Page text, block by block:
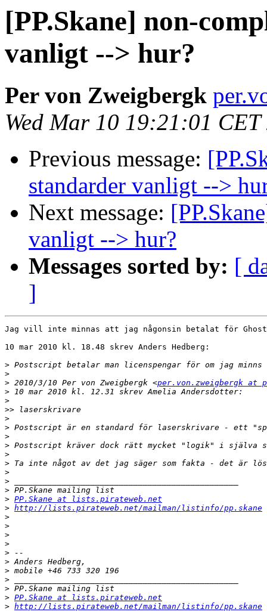
[PP.Skane] non-
vanligt --> hur?
Per von Zweigbergk
Wed Mar 10 19:21:01 CET
Previous message:
standarder vanligt -->
Next message:
vanligt --> hur?
Messages sorted by: [
]
Jag vill inte minnas att jag någonsin betalat för
10 mar 2010 kl. 18.48 skrev Anders Hedberg:
>
>
> 2010/3/10 Per von Zweigbergk <per.von.zweigbergk
>
>
>>
>
>
>
>
>
>
>
>
>
> PP.Skane at lists.pirateweb.net
> http://lists.pirateweb.net/mailman/listinfo/pp.skane
>
>
>
>
>
>
>
>
>
> PP.Skane at lists.pirateweb.net
> http://lists.pirateweb.net/mailman/listinfo/pp.skane